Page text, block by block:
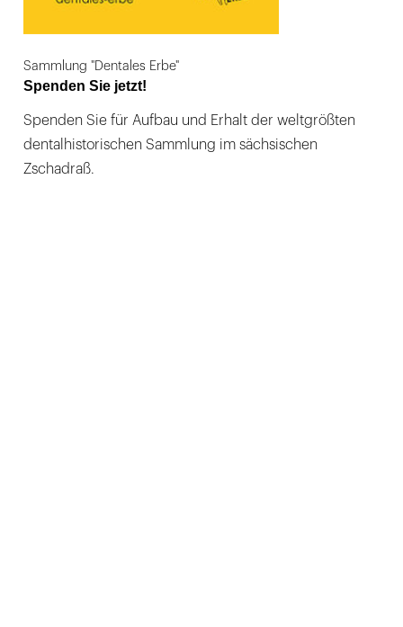
Sammlung "Dentales Erbe"
Spenden Sie jetzt!
Spenden Sie für Aufbau und Erhalt der weltgrößten
dentalhistorischen Sammlung im sächsischen
Zschadraß.